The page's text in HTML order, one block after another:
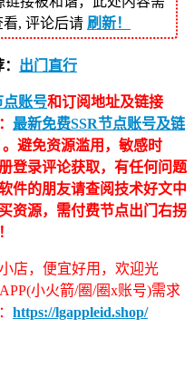
看, 评论后请 刷新！
出门直行
点账号和订阅地址及链接
最新免费SSR节点账号及链
。避免资源滥用，敏感时
登录评论获取，有任何问题
件的朋友请查阅技术好文中
资源，需付费节点出门右拐
店，便宜好用，欢迎光
小火箭/圈/圈x账号)需求
https://lgappleid.shop/